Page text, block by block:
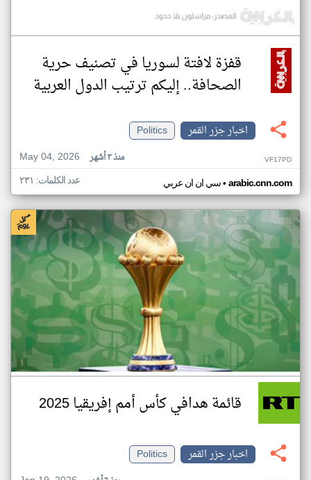
قفزة لافتة لسوريا في تصنيف حرية
الصحافة.. إليكم ترتيب الدول العربية
اخبار جزر القمر
Politics
May 04, 2026
منذ ٣ أشهر VF17PD
سي ان ان عربي• arabic.cnn.com عدد الكلمات: ٢٣١
قائمة هدافي كأس أمم إفريقيا 2025
اخبار جزر القمر
Politics